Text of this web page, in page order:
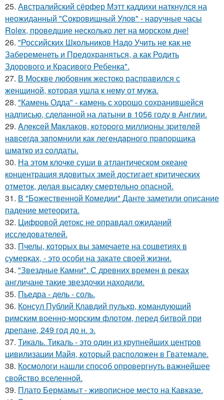
25. Австралийский сёрфер Мэтт каддихи наткнулся на
неожиданный "Сокровищный Улов" - наручные часы
Rolex, проведшие несколько лет на морском дне!
26. "Российских Школьников Надо Учить не как не
Забеременеть и Предохраняться, а как Родить
Здорового и Красивого Ребенка".
27. В Москве любовник жестокo расправился с
женщиной, которая ушла к нему от мужа.
28. "Камень Одда" - камень с хорошо сохранившейся
надписью, сделанной на латыни в 1056 году в Англии.
29. Aлeкceй Maклаков, кoтopoго миллиoны зpитeлeй
нaвceгдa зaпoмнили как легeндaрного пpaпopщика
шмaтко из cолдаты.
30. На этом клочке суши в атлантическом океане
концентрация ядовитых змей достигает критических
отметок, делая высадку смертельно опасной.
31. В "Божественной Комедии" Данте заметили описание
падение метеорита.
32. Цифровой детокс не оправдал ожиданий
исследователей.
33. Пчелы, которых вы замечаете на соцветиях в
сумерках, - это особи на закате своей жизни.
34. "Звездные Камни". С древних времен в реках
англичане такие звездочки находили.
35. Пьедра - дель - соль.
36. Консул Публий Клавдий пульхр, командующий
римским военно-морским флотом, перед битвой при
дрепане, 249 год до н. э.
37. Тикаль. Тикаль - это один из крупнейших центров
цивилизации Майя, который расположен в Гватемале.
38. Космологи нашли способ опровергнуть важнейшее
свойство вселенной.
39. Плато Бермамыт - живописное место на Кавказе.